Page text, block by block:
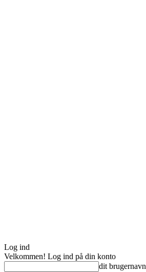
Log ind
Velkommen! Log ind på din konto
dit brugernavn